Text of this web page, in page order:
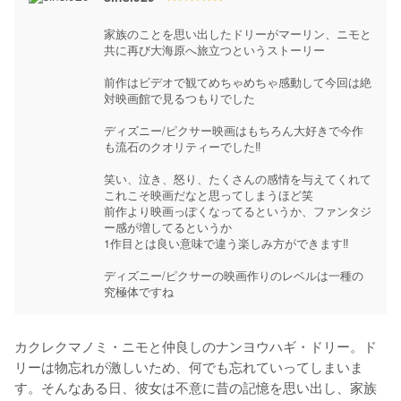
家族のことを思い出したドリーがマーリン、ニモと
共に再び大海原へ旅立つというストーリー
前作はビデオで観てめちゃめちゃ感動して今回は絶
対映画館で見るつもりでした
ディズニー/ピクサー映画はもちろん大好きで今作
も流石のクオリティーでした‼︎
笑い、泣き、怒り、たくさんの感情を与えてくれて
これこそ映画だなと思ってしまうほど笑
前作より映画っぽくなってるというか、ファンタジ
ー感が増してるというか
1作目とは良い意味で違う楽しみ方ができます‼︎
ディズニー/ピクサーの映画作りのレベルは一種の
究極体ですね
カクレクマノミ・ニモと仲良しのナンヨウハギ・ドリー。ド
リーは物忘れが激しいため、何でも忘れていってしまいま
す。そんなある日、彼女は不意に昔の記憶を思い出し、家族